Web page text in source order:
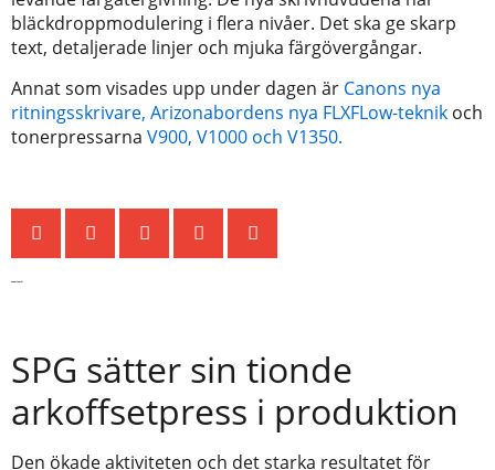
bläckdroppmodulering i flera nivåer. Det ska ge skarp
text, detaljerade linjer och mjuka färgövergångar.
Annat som visades upp under dagen är Canons nya
ritningsskrivare, Arizonabordens nya FLXFLow-teknik och
tonerpressarna V900, V1000 och V1350.
SPG sätter sin tionde
arkoffsetpress i produktion
Den ökade aktiviteten och det starka resultatet för